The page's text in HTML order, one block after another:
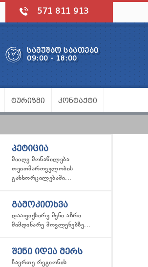
571 811 913
ᲡᲐᲛᲣᲨᲐᲝ ᲡᲐᲐᲗᲔᲑᲘ
09:00 - 18:00
ᲢᲣᲠᲘᲖᲛᲘ ᲙᲝᲜᲢᲐᲥᲢᲘ
ᲞᲔᲢᲘᲪᲘᲐ
მიიღე მონაწილება
თვითმართველობის
განხორცილებაში...
ᲒᲐᲛᲝᲙᲘᲗᲮᲕᲐ
დააფიქსირე შენი აზრი
მიმდინარე მოვლენებზე...
ᲨᲔᲜᲘ ᲘᲓᲔᲐ ᲛᲔᲠᲡ
ჩაერთე რეგიონის